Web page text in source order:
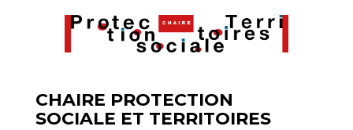
CHAIRE PROTECTION
SOCIALE ET TERRITOIRES